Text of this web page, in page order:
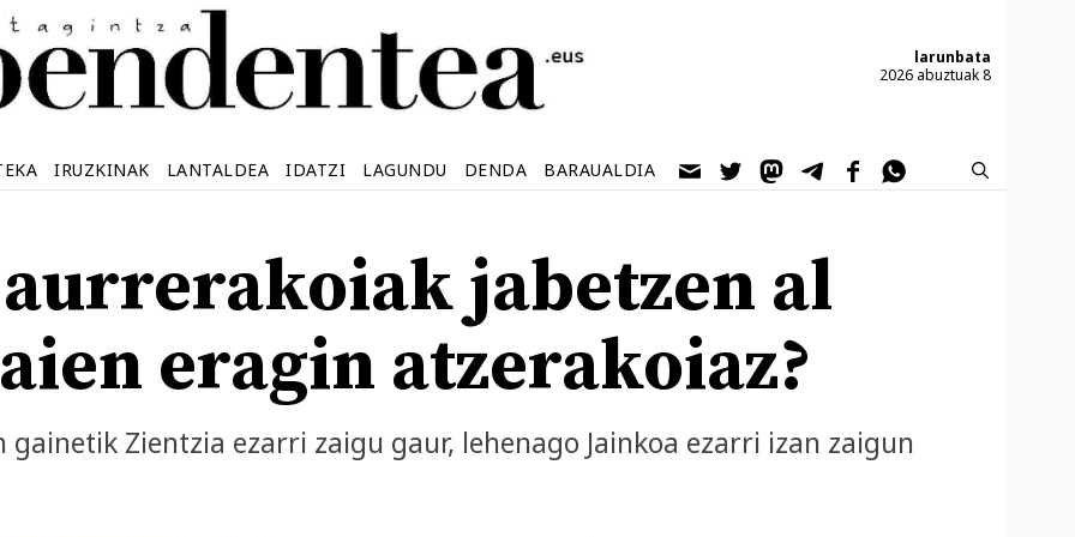
larunbata
2026 abuztuak 8
IRUZKINAK LANTALDEA IDATZI LAGUNDU DENDA BARAUALDIA
jabetzen al
eragin atzerakoiaz?
Zientzia ezarri zaigu gaur, lehenago Jainkoa ezarri izan zaigun